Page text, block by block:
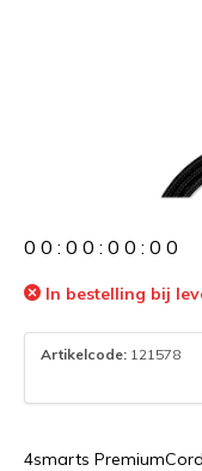
0 0 : 0 0 : 0 0 : 0 0
In bestelling bij
Artikelcode: 121578
4smarts